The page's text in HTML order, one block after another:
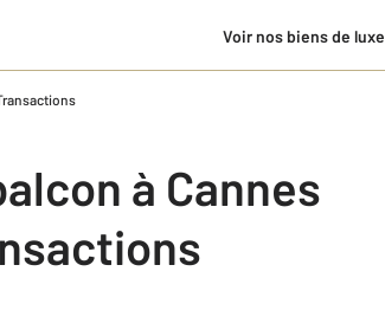
Voir nos biens de luxe
à Cannes